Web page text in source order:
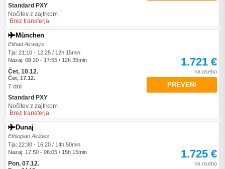
Standard PXY
Nočitev z zajtrkom
Brez transferja
München
Etihad Airways
Tja: 21:10 - 12:25 / 12h 15min
Nazaj: 08:20 - 17:55 / 12h 35min
Čet, 10.12.
Čet, 17.12.
7 dni
Standard PXY
Nočitev z zajtrkom
Brez transferja
1.721 €
na osebo
PREVERI
Dunaj
Ethiopian Airlines
Tja: 22:30 - 16:20 / 14h 50min
Nazaj: 17:50 - 06:05 / 15h 15min
Pon, 07.12.
1.725 €
na osebo